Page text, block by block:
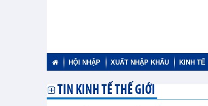
HỘI NHẬP XUẤT NHẬP KHẨU KINH TẾ
TIN KINH TẾ THẾ GIỚI